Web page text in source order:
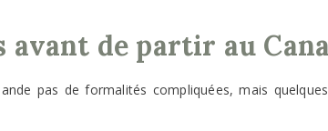
avant de partir au
pas de formalités compliquées, mais